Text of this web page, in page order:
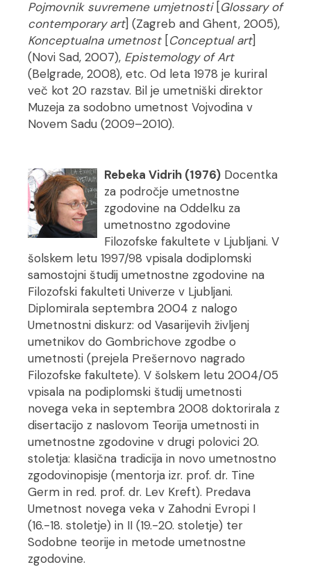
Pojmovnik suvremene umjetnosti[Glossary of
contemporary art] (Zagreb and Ghent, 2005),
Konceptualna umetnost[Conceptual art]
(Novi Sad, 2007), Epistemology of Art
(Belgrade, 2008), etc. Od leta 1978 je kuriral
več kot 20 razstav. Bil je umetniški direktor
Muzeja za sodobno umetnost Vojvodina v
Novem Sadu (2009–2010).
Rebeka Vidrih (1976) Docentka
za področje umetnostne
zgodovine na Oddelku za
umetnostno zgodovine
Filozofske fakultete v Ljubljani. V
šolskem letu 1997/98 vpisala dodiplomski
samostojni študij umetnostne zgodovine na
Filozofski fakulteti Univerze v Ljubljani.
Diplomirala septembra 2004 z nalogo
Umetnostni diskurz: od Vasarijevih življenj
umetnikov do Gombrichove zgodbe o
umetnosti (prejela Prešernovo nagrado
Filozofske fakultete). V šolskem letu 2004/05
vpisala na podiplomski študij umetnosti
novega veka in septembra 2008 doktorirala z
disertacijo z naslovom Teorija umetnosti in
umetnostne zgodovine v drugi polovici 20.
stoletja: klasična tradicija in novo umetnostno
zgodovinopisje (mentorja izr. prof. dr. Tine
Germ in red. prof. dr. Lev Kreft). Predava
Umetnost novega veka v Zahodni Evropi I
(16.-18. stoletje) in II (19.-20. stoletje) ter
Sodobne teorije in metode umetnostne
zgodovine.